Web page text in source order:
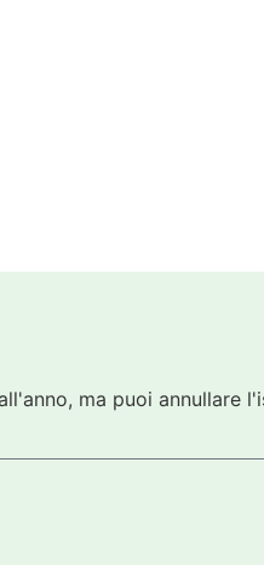
ma puoi annullare